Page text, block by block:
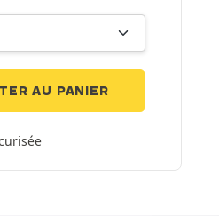
AU PANIER